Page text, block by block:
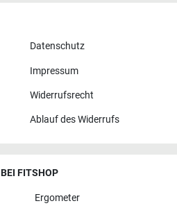
Datenschutz
Impressum
Widerrufsrecht
Ablauf des Widerrufs
FITSHOP
Ergometer